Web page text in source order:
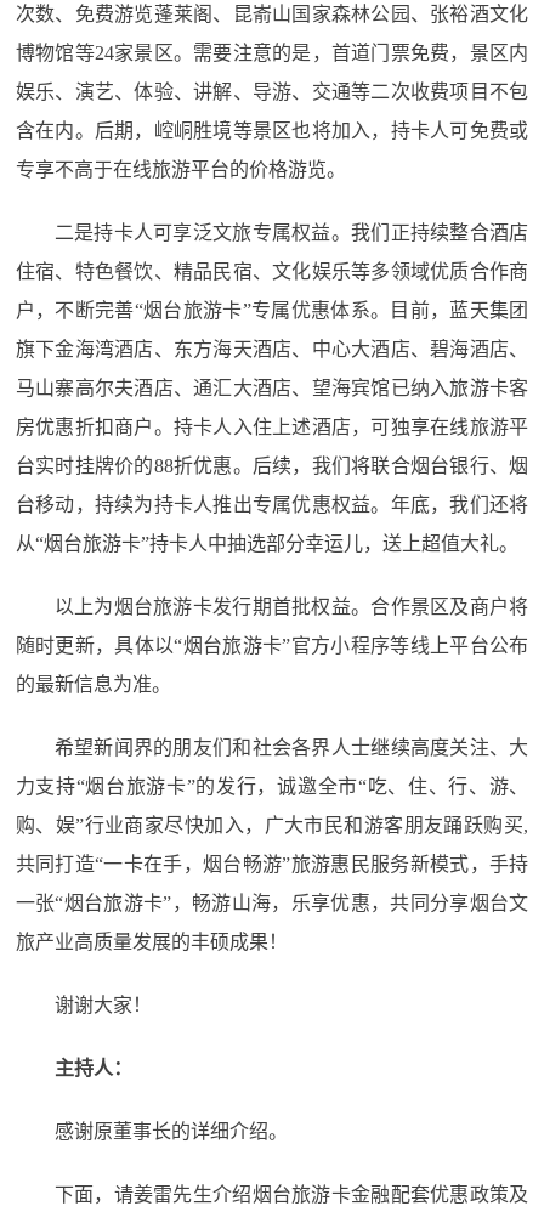
次数、免费游览蓬莱阁、昆嵛山国家森林公园、张裕酒文化
博物馆等24家景区。需要注意的是，首道门票免费，景区内
娱乐、演艺、体验、讲解、导游、交通等二次收费项目不包
含在内。后期，崆峒胜境等景区也将加入，持卡人可免费或
专享不高于在线旅游平台的价格游览。
二是持卡人可享泛文旅专属权益。我们正持续整合酒店
住宿、特色餐饮、精品民宿、文化娱乐等多领域优质合作商
户，不断完善“烟台旅游卡”专属优惠体系。目前，蓝天集团
旗下金海湾酒店、东方海天酒店、中心大酒店、碧海酒店、
马山寨高尔夫酒店、通汇大酒店、望海宾馆已纳入旅游卡客
房优惠折扣商户。持卡人入住上述酒店，可独享在线旅游平
台实时挂牌价的88折优惠。后续，我们将联合烟台银行、烟
台移动，持续为持卡人推出专属优惠权益。年底，我们还将
从“烟台旅游卡”持卡人中抽选部分幸运儿，送上超值大礼。
以上为烟台旅游卡发行期首批权益。合作景区及商户将
随时更新，具体以“烟台旅游卡”官方小程序等线上平台公布
的最新信息为准。
希望新闻界的朋友们和社会各界人士继续高度关注、大
力支持“烟台旅游卡”的发行，诚邀全市“吃、住、行、游、
购、娱”行业商家尽快加入，广大市民和游客朋友踊跃购买,
共同打造“一卡在手，烟台畅游”旅游惠民服务新模式，手持
一张“烟台旅游卡”，畅游山海，乐享优惠，共同分享烟台文
旅产业高质量发展的丰硕成果！
谢谢大家！
主持人：
感谢原董事长的详细介绍。
下面，请姜雷先生介绍烟台旅游卡金融配套优惠政策及